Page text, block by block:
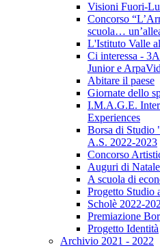
Visioni Fuori-
Concorso
scuola…
L'Istituto Valle
Ci interessa -
Junior e
Abitare il paese
Giornate dello
I.M.A.G.E.
Experiences
Borsa di Studio
A.S. 2022-2023
Concorso
Auguri di
A scuola di
Progetto Studio
Scholè 2022-
Premiazione
Progetto Identità
Archivio 2021 - 2022